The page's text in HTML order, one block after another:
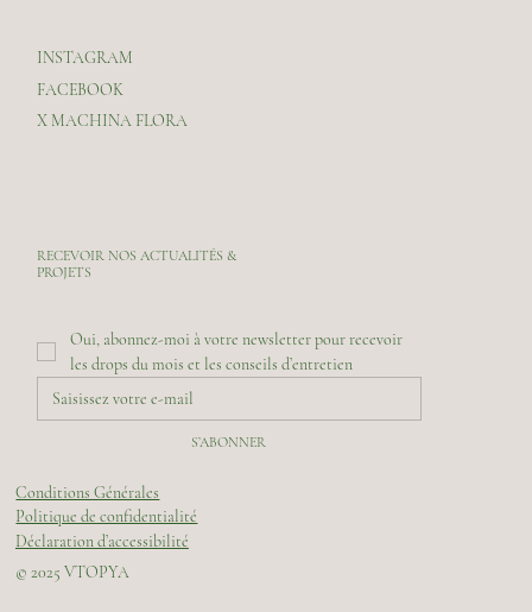
INSTAGRAM
FACEBOOK
X MACHINA FLORA
RECEVOIR NOS ACTUALITÉS &
PROJETS
Oui, abonnez-moi à votre newsletter pour recevoir
les drops du mois et les conseils d’entretien
S’ABONNER
Conditions Générales
Politique de confidentialité
Déclaration d’accessibilité
© 2025 VTOPYA